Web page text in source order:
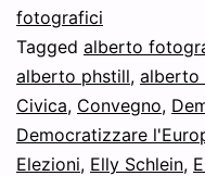
fotografici
Tagged alberto
alberto phstill, alberto
Civica, Convegno,
Democratizzare
Elezioni, Elly Schlein,